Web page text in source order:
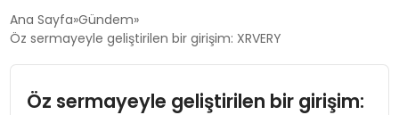
GÜNDEM
DÜNYA
Ana Sayfa Gündem
Öz sermayeyle geliştirilen bir girişim: XRVERY
Öz sermayeyle geliştirilen bir girişim: